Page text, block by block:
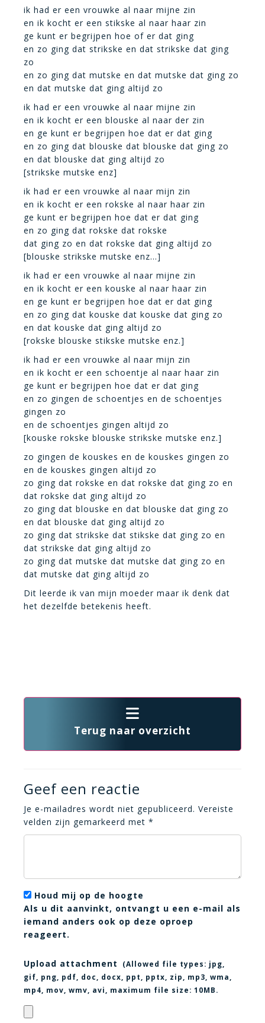
ik had er een vrouwke al naar mijne zin
en ik kocht er een stikske al naar haar zin
ge kunt er begrijpen hoe of er dat ging
en zo ging dat strikske en dat strikske dat ging
zo
en zo ging dat mutske en dat mutske dat ging zo
en dat mutske dat ging altijd zo
ik had er een vrouwke al naar mijne zin
en ik kocht er een blouske al naar der zin
en ge kunt er begrijpen hoe dat er dat ging
en zo ging dat blouske dat blouske dat ging zo
en dat blouske dat ging altijd zo
[strikske mutske enz]
ik had er een vrouwke al naar mijn zin
en ik kocht er een rokske al naar haar zin
ge kunt er begrijpen hoe dat er dat ging
en zo ging dat rokske dat rokske
dat ging zo en dat rokske dat ging altijd zo
[blouske strikske mutske enz…]
ik had er een vrouwke al naar mijne zin
en ik kocht er een kouske al naar haar zin
en ge kunt er begrijpen hoe dat er dat ging
en zo ging dat kouske dat kouske dat ging zo
en dat kouske dat ging altijd zo
[rokske blouske stikske mutske enz.]
ik had er een vrouwke al naar mijn zin
en ik kocht er een schoentje al naar haar zin
ge kunt er begrijpen hoe dat er dat ging
en zo gingen de schoentjes en de schoentjes
gingen zo
en de schoentjes gingen altijd zo
[kouske rokske blouske strikske mutske enz.]
zo gingen de kouskes en de kouskes gingen zo
en de kouskes gingen altijd zo
zo ging dat rokske en dat rokske dat ging zo en
dat rokske dat ging altijd zo
zo ging dat blouske en dat blouske dat ging zo
en dat blouske dat ging altijd zo
zo ging dat strikske dat stikske dat ging zo en
dat strikske dat ging altijd zo
zo ging dat mutske dat mutske dat ging zo en
dat mutske dat ging altijd zo
Dit leerde ik van mijn moeder maar ik denk dat
het dezelfde betekenis heeft.
Terug naar overzicht
Geef een reactie
Je e-mailadres wordt niet gepubliceerd. Vereiste
velden zijn gemarkeerd met *
Houd mij op de hoogte
Als u dit aanvinkt, ontvangt u een e-mail als
iemand anders ook op deze oproep
reageert.
Upload attachment (Allowed file types: jpg,
gif, png, pdf, doc, docx, ppt, pptx, zip, mp3, wma,
mp4, mov, wmv, avi
, maximum file size: 10MB.